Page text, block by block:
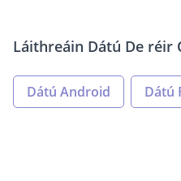
Láithreáin Dátú De réir
Dátú Android Dátú